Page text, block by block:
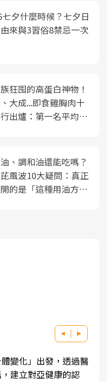
七夕什麼時候？七夕日
來與3習俗8禁忌一次
狂囤的高蛋白神物！
、大成...即食雞胸肉十
出爐：第一名平均一
、調和油還能吃嗎？
風波10大疑問：真正
的是「這種用油方
變化」出發，透過醫
建立對亞健康的認